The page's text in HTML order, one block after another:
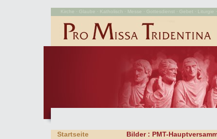
Kirche · Glaube · Katholisch · Messe · Gottesdienst · Gebet ·
Startseite
Bilder : PMT-